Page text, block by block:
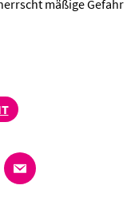
mäßige Gefahr